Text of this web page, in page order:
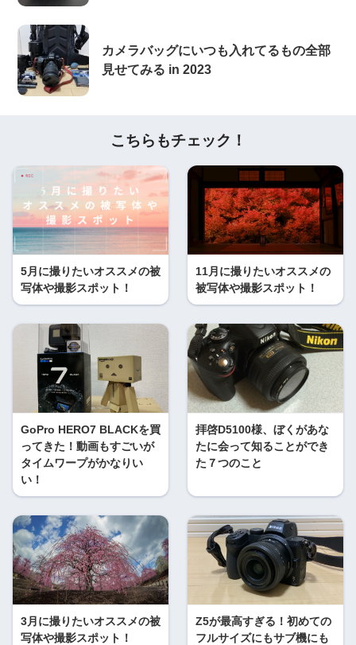
カメラバッグにいつも入れてるもの全部
見せてみる in 2023
こちらもチェック！
5月に撮りたいオススメの被
写体や撮影スポット！
11月に撮りたいオススメの
被写体や撮影スポット！
GoPro HERO7 BLACKを買
ってきた！動画もすごいが
タイムワープがかなりい
い！
拝啓D5100様、ぼくがあな
たに会って知ることができ
た７つのこと
3月に撮りたいオススメの被
写体や撮影スポット！
Z5が最高すぎる！初めての
フルサイズにもサブ機にも